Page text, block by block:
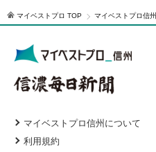
マイベストプロ TOP マイベストプロ信州
マイベストプロ信州について
利用規約